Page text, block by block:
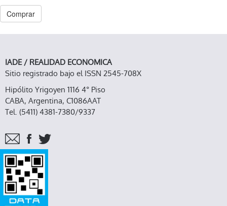
Comprar
IADE / REALIDAD ECONOMICA
Sitio registrado bajo el ISSN 2545-708X
Hipólito Yrigoyen 1116 4° Piso
CABA, Argentina, C1086AAT
Tel. (5411) 4381-7380/9337